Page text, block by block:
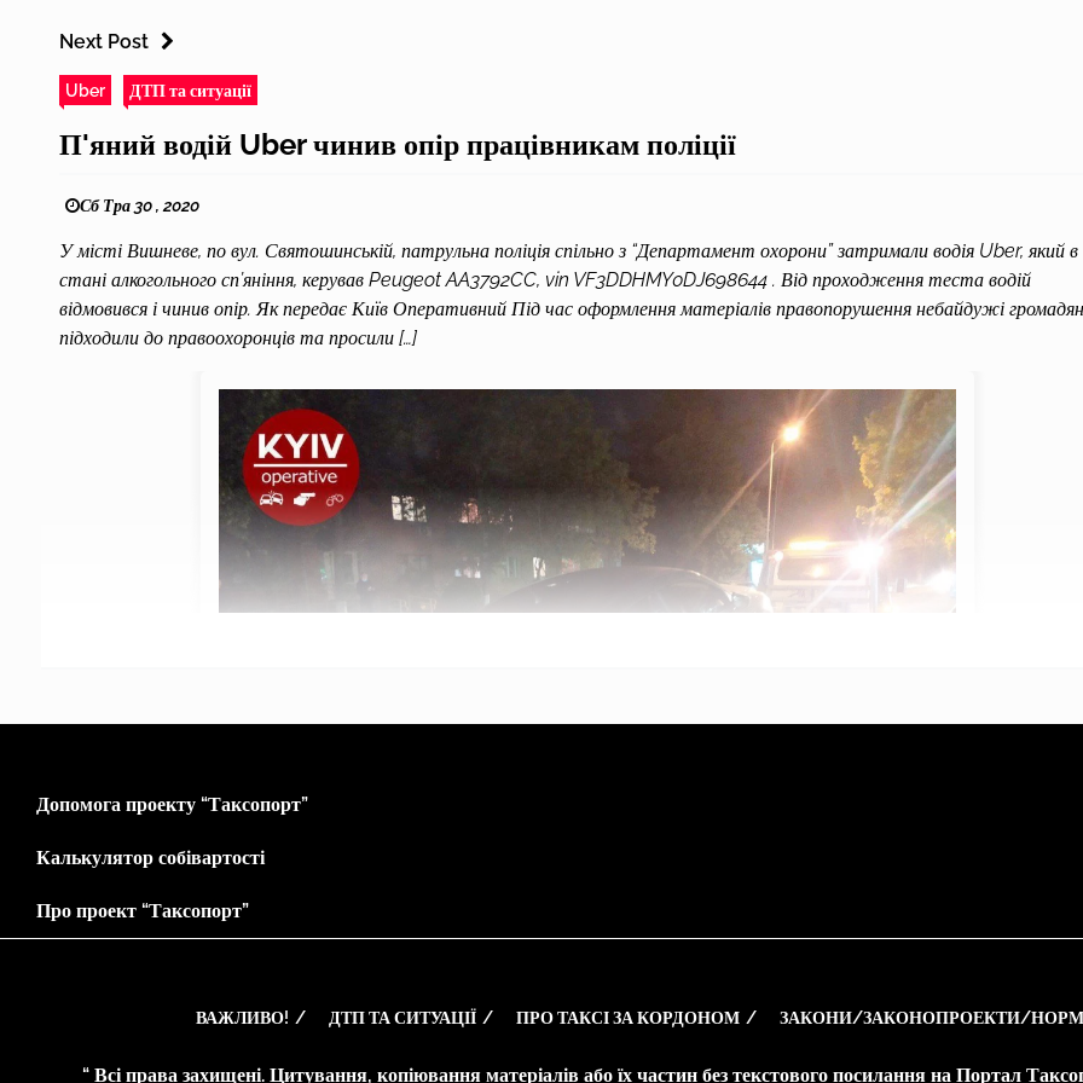
Next Post
Uber ДТП та ситуації
П'яний водій Uber чинив опір працівникам поліції
Сб Тра 30 , 2020
У місті Вишневе, по вул. Святошинській, патрульна поліція спільно з “Департамент охорони” затримали водія Uber, який в
стані алкогольного сп’яніння, керував Peugeot AA3792CC, vin VF3DDHMY0DJ698644 . Від проходження теста водій
відмовився і чинив опір. Як передає Київ Оперативний Під час оформлення матеріалів правопорушення небайдужі
підходили до правоохоронців та просили […]
Допомога проекту “Таксопорт”
Калькулятор собівартості
Про проект “Таксопорт”
ВАЖЛИВО! ДТП ТА СИТУАЦІЇ ПРО ТАКСІ ЗА КОРДОНОМ ЗАКОНИ/ЗАКОНОПРОЕКТИ/
“ Всі права захищені. Цитування, копіювання матеріалів або їх частин без текстового посилання на Портал